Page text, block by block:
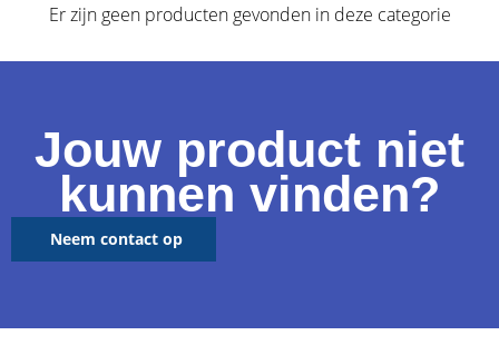
Er zijn geen producten gevonden in deze categorie
Jouw product niet
kunnen vinden?
Neem contact op